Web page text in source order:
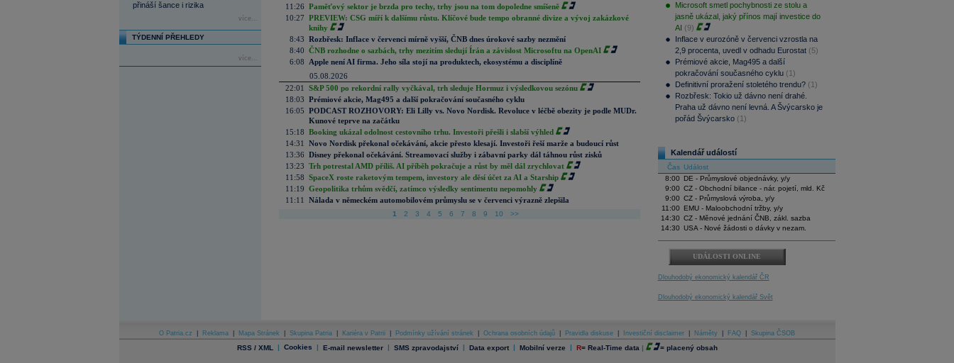
přináší šance i rizika
více...
TÝDENNÍ PŘEHLEDY
více...
11:26 Paměťový sektor je brzda pro techy, trhy jsou na tom dopoledne smíšeně
10:27 PREVIEW: CSG míří k dalšímu růstu. Klíčové bude tempo obranné divize a vývoj zakázkové
knihy
8:43 Rozbřesk: Inflace v červenci mírně vyšší, ČNB dnes úrokové sazby nezmění
8:40 ČNB rozhodne o sazbách, trhy mezitím sledují Írán a závislost Microsoftu na OpenAI
6:08
Apple není AI firma. Jeho síla stojí na produktech, ekosystému a disciplíně
05.08.2026
22:01
S&P 500 po rekordní rally vyčkával, trh sleduje Hormuz i výsledkovou sezónu
18:03 Prémiové akcie, Mag495 a další pokračování současného cyklu
16:05 PODCAST ROZHOVORY: Eli Lilly vs. Novo Nordisk. Revoluce v léčbě obezity je podle MUDr.
Kunové teprve na začátku
15:18 Booking ukázal odolnost cestovního trhu. Investoři přešli i slabší výhled
14:31
Novo Nordisk překonal očekávání, akcie přesto klesají. Investoři řeší marže a budoucí růst
13:36 Disney překonal očekávání. Streamovací služby i zábavní parky dál táhnou růst zisků
13:23 Trh potrestal AMD příliš. AI příběh pokračuje a růst by měl dál zrychlovat
11:58 SpaceX roste raketovým tempem, investory ale děsí účet za AI a Starship
11:19 Geopolitika trhům svědčí, zatímco výsledky sentimentu nepomohly
11:11
Nálada v německém automobilovém průmyslu se v červenci výrazně zlepšila
1 2 3 4 5 6 7 8 9 10 >>
Microsoft smetl pochybnosti ze stolu a
jasně ukázal, jaký přínos mají investice do
AI (9)
Inflace v eurozóně v červenci vzrostla na
2,9 procenta, uvedl v odhadu Eurostat (5)
Prémiové akcie, Mag495 a další
pokračování současného cyklu (1)
Definitivní proražení stoletého trendu? (1)
Rozbřesk: Tokio už dávno není drahé.
Praha už dávno není levná. A Švýcarsko je
pořád Švýcarsko (1)
Kalendář událostí
Čas Událost
8:00
DE - Průmyslové objednávky, y/y
9:00 CZ - Obchodní bilance - nár. pojetí, mld. Kč
9:00 CZ - Průmyslová výroba, y/y
11:00
EMU - Maloobchodní tržby, y/y
14:30 CZ - Měnové jednání ČNB, zákl. sazba
14:30 USA - Nové žádosti o dávky v nezam.
UDÁLOSTI ONLINE
Dlouhodobý ekonomický kalendář ČR
Dlouhodobý ekonomický kalendář Svět
O Patria.cz Reklama Mapa Stránek Skupina Patria Kariéra v Patrii Podmínky užívání stránek Ochrana osobních údajů Pravidla diskuse Investiční disclaimer Náměty FAQ Skupina ČSOB
RSS / XML | Cookies | E-mail newsletter | SMS zpravodajství | Data export | Mobilní verze | R= Real-Time data | = placený obsah